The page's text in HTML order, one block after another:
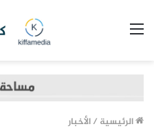
الرئيسية /الأخبار